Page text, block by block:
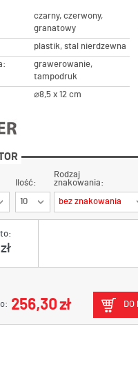
czarny, czerwony,
granatowy
plastik, stal nierdzewna
grawerowanie,
tampodruk
⌀8,5 x 12 cm
256,30 zł DO
Ilość:
10
Rodzaj
znakowania:
bez znakowania